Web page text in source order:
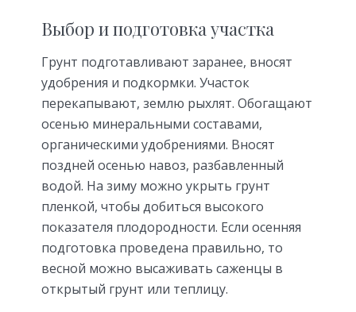
Выбор и подготовка участка
Грунт подготавливают заранее, вносят
удобрения и подкормки. Участок
перекапывают, землю рыхлят. Обогащают
осенью минеральными составами,
органическими удобрениями. Вносят
поздней осенью навоз, разбавленный
водой. На зиму можно укрыть грунт
пленкой, чтобы добиться высокого
показателя плодородности. Если осенняя
подготовка проведена правильно, то
весной можно высаживать саженцы в
открытый грунт или теплицу.